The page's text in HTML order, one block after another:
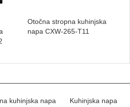
Otočna stropna kuhinjska
napa CXW-265-T11
kuhinjska napa
Kuhinjska napa